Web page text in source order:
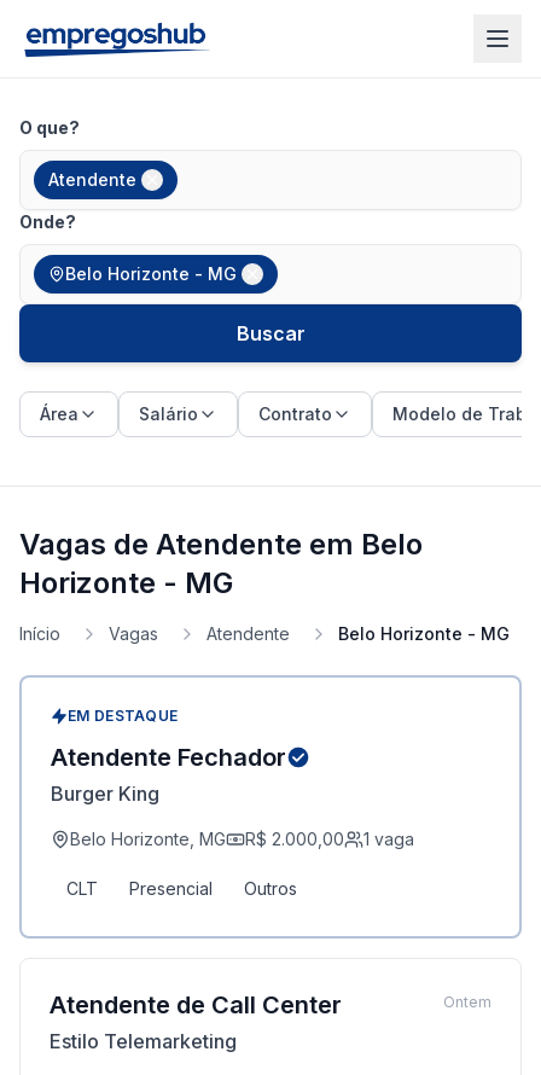
O que?
Atendente
Onde?
Belo Horizonte - MG
Buscar
Área Salário Contrato Modelo de
Vagas de Atendente em Belo
Horizonte - MG
Início Vagas Atendente Belo Horizonte - MG
EM DESTAQUE
Atendente Fechador
Burger King
Belo Horizonte, MG R$ 2.000,00 1 vaga
CLT Presencial Outros
Atendente de Call Center
Estilo Telemarketing
Ontem